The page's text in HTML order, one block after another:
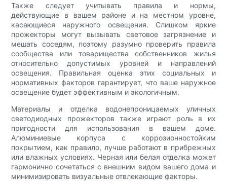
Также следует учитывать правила и нормы,
действующие в вашем районе и на местном уровне,
касающиеся наружного освещения. Слишком яркие
прожекторы могут вызывать световое загрязнение и
мешать соседям, поэтому разумно проверить правила
сообщества или товарищества собственников жилья
относительно допустимых уровней и направлений
освещения. Правильная оценка этих социальных и
нормативных факторов гарантирует, что ваше наружное
освещение будет эффективным и экологичным.
Материалы и отделка водонепроницаемых уличных
светодиодных прожекторов также играют роль в их
пригодности для использования в вашем доме.
Алюминиевые корпуса с коррозионностойким
покрытием, как правило, лучше работают в прибрежных
или влажных условиях. Черная или белая отделка может
гармонично сочетаться с внешним видом вашего дома и
минимизировать визуальные отвлекающие факторы.